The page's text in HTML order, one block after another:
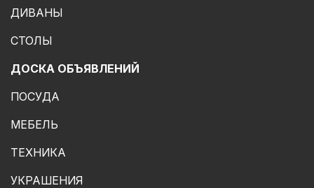
ДИВАНЫ
СТОЛЫ
ДОСКА ОБЪЯВЛЕНИЙ
ПОСУДА
МЕБЕЛЬ
ТЕХНИКА
УКРАШЕНИЯ